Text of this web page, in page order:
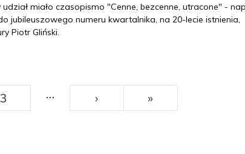
miało czasopismo "Cenne, bezcenne, utracone" -
jubileuszowego numeru kwartalnika, na 20-lecie istnienia,
Piotr Gliński.
3 … ››› »Ostatni